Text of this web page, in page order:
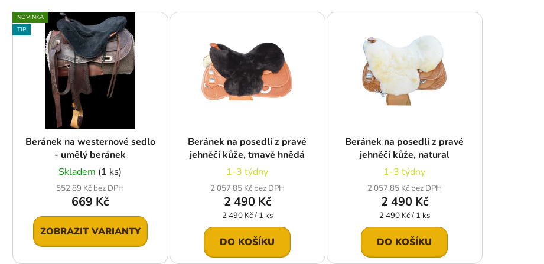
e
V
ý
NOVINKA
TIP
Beránek na westernové sedlo
- umělý beránek
Skladem (1 ks)
552,89 Kč bez DPH
669 Kč
ZOBRAZIT VARIANTY
Beránek na posedlí z pravé
jehněčí kůže, tmavě hnědá
1-3 týdny
2 057,85 Kč bez DPH
2 490 Kč
Měrná
cena:
2 490 Kč / 1 ks
DO KOŠÍKU
Beránek na posedlí z pravé
jehněčí kůže, natural
1-3 týdny
2 057,85 Kč bez DPH
2 490 Kč
Měrná
cena:
2 490 Kč / 1 ks
DO KOŠÍKU